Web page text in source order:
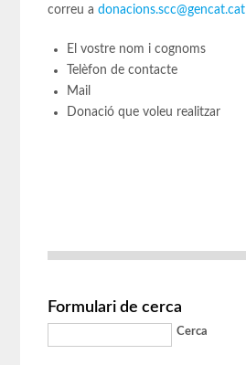
correu adonacions.scc@gencat.cat
El vostre nom i cognoms
Telèfon de contacte
Mail
Donació que voleu realitzar
Formulari de cerca
Cerca